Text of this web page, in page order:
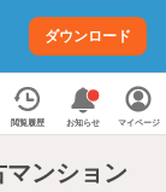
ダウンロード
閲覧履歴 お知らせ マイページ
マンション